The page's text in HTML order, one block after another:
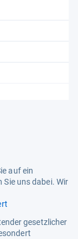
auf ein
uns dabei. Wir
gesetzlicher